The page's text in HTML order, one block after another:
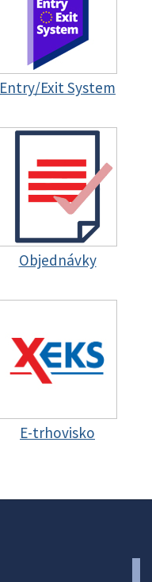
Entry/Exit System
Objednávky
E-trhovisko